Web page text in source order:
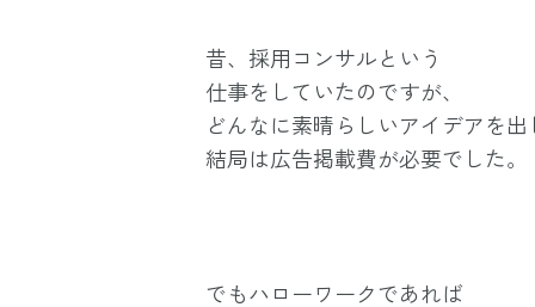
昔、採用コンサルという
仕事をしていたのですが、
どんなに素晴らしいアイデアを
結局は広告掲載費が必要でした。
でもハローワークであれば